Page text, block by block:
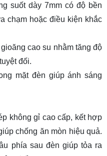
suốt dày 7mm có độ bền
chạm hoặc điều kiện khắc
cao su nhằm tăng độ
đối.
mặt đèn giúp ánh sáng
không gỉ cao cấp, kết hợp
chống ăn mòn hiệu quả.
phía sau đèn giúp tỏa ra